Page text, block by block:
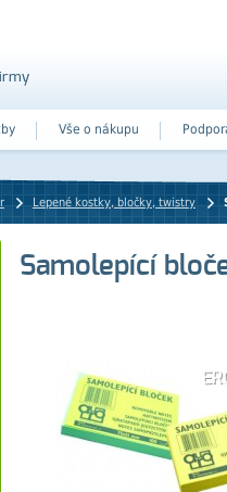
Vše o nákupu
Lepené kostky, bločky, twistry
Samolepící